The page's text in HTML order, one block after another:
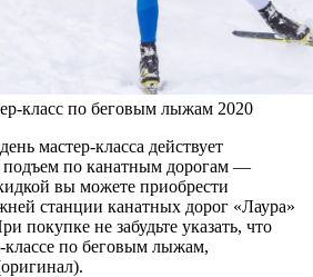
класс по беговым лыжам 2020
мастер-класса действует
подъем по канатным дорогам —
вы можете приобрести
станции канатных дорог «Лаура»
покупке не забудьте указать, что
классе по беговым лыжам,